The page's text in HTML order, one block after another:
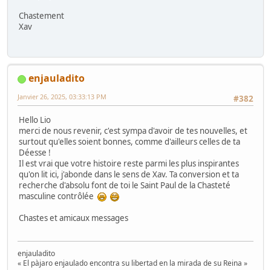
Chastement
Xav
enjauladito
#382
Janvier 26, 2025, 03:33:13 PM
Hello Lio
merci de nous revenir, c'est sympa d'avoir de tes nouvelles, et
surtout qu'elles soient bonnes, comme d'ailleurs celles de ta
Déesse !
Il est vrai que votre histoire reste parmi les plus inspirantes
qu'on lit ici, j'abonde dans le sens de Xav. Ta conversion et ta
recherche d'absolu font de toi le Saint Paul de la Chasteté
masculine contrôlée
Chastes et amicaux messages
enjauladito
« El pàjaro enjaulado encontra su libertad en la mirada de su Reina »